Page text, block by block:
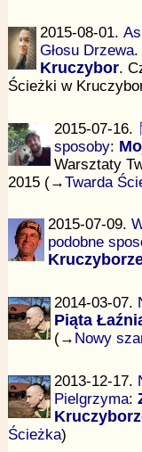
2015-08-01.
Głosu Drzewa.
Kruczybor.
Ścieżki w
2015-07-16.
sposoby:
Warsztaty
2015 (→Twarda
2015-07-09.
podobne
2014-03-07.
Piąta
(→ Nowy
2013-12-17.
Pielgrzyma:
Ścieżka)